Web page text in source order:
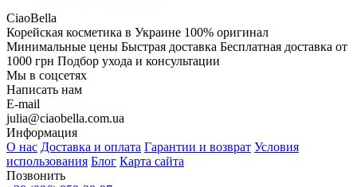
CiaoBella
Корейская косметика в Украине 100% оригинал
Минимальные цены Быстрая доставка Бесплатная доставка от
1000 грн Подбор ухода и консультации
Мы в соцсетях
Написать нам
E-mail
julia@ciaobella.com.ua
Информация
О нас Доставка и оплата Гарантии и возврат Условия
использования Блог Карта сайта
Позвонить